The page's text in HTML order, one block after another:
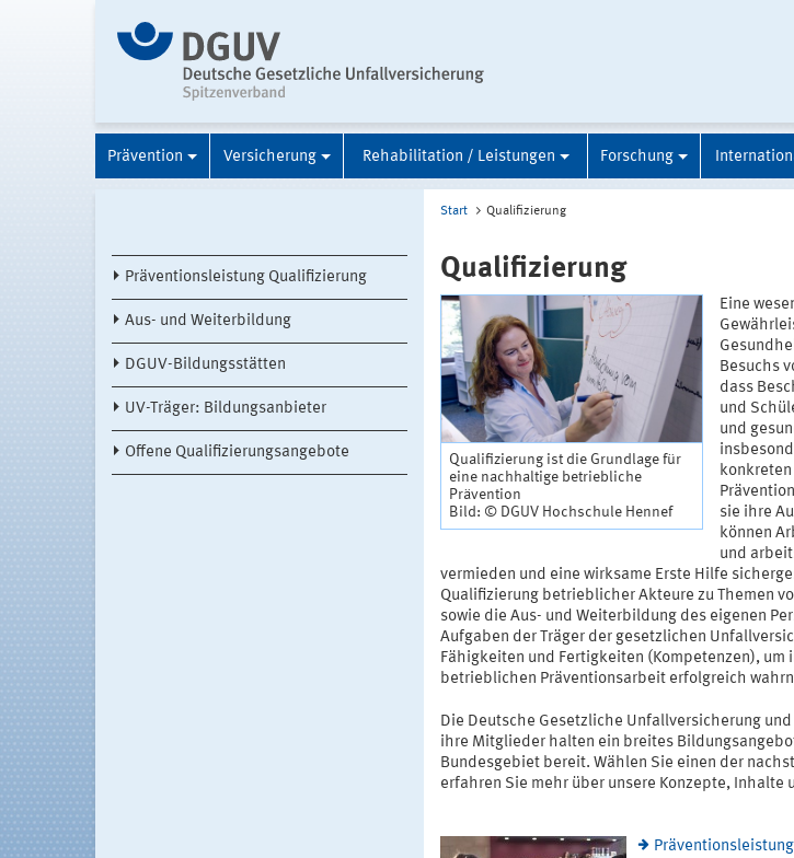
Prävention Versicherung Rehabilitation / Leistungen Forschung
Präventionsleistung Qualifizierung
Aus- und Weiterbildung
DGUV-Bildungsstätten
UV-Träger: Bildungsanbieter
Offene Qualifizierungsangebote
Start Qualifizierung
Qualifizierung
Qualifizierung ist die Grundlage für
eine nachhaltige betriebliche
Prävention
Bild: © DGUV Hochschule Hennef
Eine
Besuchs
dass
und
und
sie ihre
können
und
vermieden und eine wirksame Erste Hilfe
Qualifizierung betrieblicher Akteure zu Themen
sowie die Aus- und Weiterbildung des eigenen
Aufgaben der Träger der gesetzlichen
Fähigkeiten und Fertigkeiten (Kompetenzen), um
betrieblichen Präventionsarbeit erfolgreich
Die Deutsche Gesetzliche Unfallversicherung
ihre Mitglieder halten ein breites
Bundesgebiet bereit. Wählen Sie einen der
erfahren Sie mehr über unsere Konzepte, Inhalte